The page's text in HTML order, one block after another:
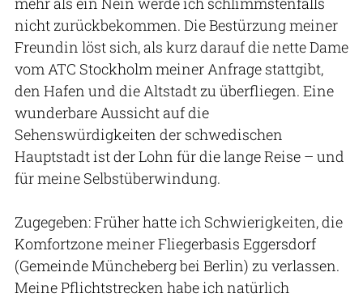
nicht zurückbekommen. Die Bestürzung meiner
Freundin löst sich, als kurz darauf die nette Dame
vom ATC Stockholm meiner Anfrage stattgibt,
den Hafen und die Altstadt zu überfliegen. Eine
wunderbare Aussicht auf die
Sehenswürdigkeiten der schwedischen
Hauptstadt ist der Lohn für die lange Reise – und
für meine Selbstüberwindung.
Zugegeben: Früher hatte ich Schwierigkeiten, die
Komfortzone meiner Fliegerbasis Eggersdorf
(Gemeinde Müncheberg bei Berlin) zu verlassen.
Meine Pflichtstrecken habe ich natürlich